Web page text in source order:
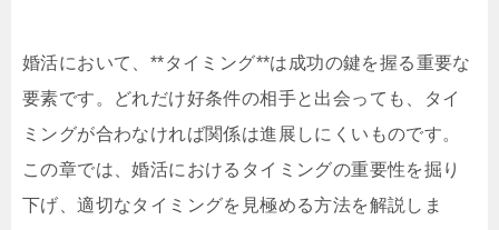
婚活において、**タイミング**は成功の鍵を握る重要な
要素です。どれだけ好条件の相手と出会っても、タイ
ミングが合わなければ関係は進展しにくいものです。
この章では、婚活におけるタイミングの重要性を掘り
下げ、適切なタイミングを見極める方法を解説しま